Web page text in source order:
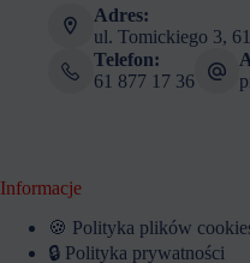
Adres:
ul. Tomickiego 3,
Telefon:
61 877 17 36
Informacje
🍪 Polityka plików
🔒 Polityka prywatności